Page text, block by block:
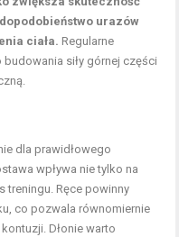
urazów
ciała. Regularne
siły górnej części
dla prawidłowego
wpływa nie tylko na
treningu. Ręce powinny
co pozwala równomiernie
Dłonie warto